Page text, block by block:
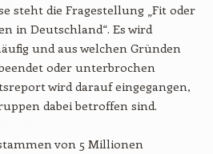
steht die Fragestellung „Fit oder
in Deutschland“. Es wird
und aus welchen Gründen
oder unterbrochen
wird darauf eingegangen,
dabei betroffen sind.
von 5 Millionen